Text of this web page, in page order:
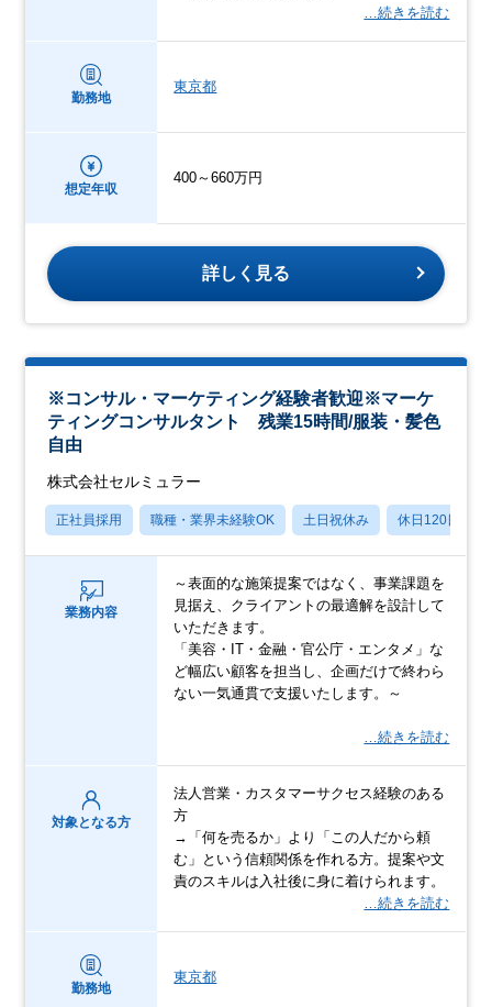
…続きを読む
勤務地
東京都
想定年収
400～660万円
詳しく見る
※コンサル・マーケティング経験者歓迎※マーケ
ティングコンサルタント 残業15時間/服装・髪色
自由
株式会社セルミュラー
正社員採用 職種・業界未経験OK 土日祝休み 休日120日以上
業務内容
～表面的な施策提案ではなく、事業課題を
見据え、クライアントの最適解を設計して
いただきます。
「美容・IT・金融・官公庁・エンタメ」な
ど幅広い顧客を担当し、企画だけで終わら
ない一気通貫で支援いたします。～
…続きを読む
対象となる方
法人営業・カスタマーサクセス経験のある
方
→「何を売るか」より「この人だから頼
む」という信頼関係を作れる方。提案や文
責のスキルは入社後に身に着けられます。
…続きを読む
勤務地
東京都